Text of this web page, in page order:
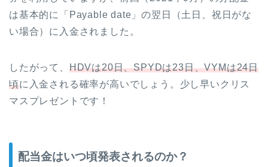
は基本的に「Payable date」の翌日（土日、祝日がな
い場合）に入金されました。
したがって、 HDVは20日、SPYDは23日、VYMは24日
頃に入金される確率が高いでしょう。少し早いクリス
マスプレゼントです！
配当金はいつ頃発表されるのか？